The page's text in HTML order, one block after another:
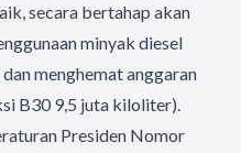
secara bertahap akan
minyak diesel
menghemat anggaran
B30 9,5 juta kiloliter).
Presiden Nomor